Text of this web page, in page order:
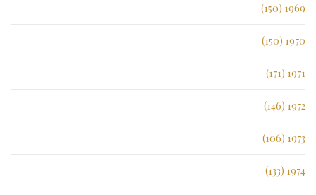
1969 (150)
1970 (150)
1971 (171)
1972 (146)
1973 (106)
1974 (133)